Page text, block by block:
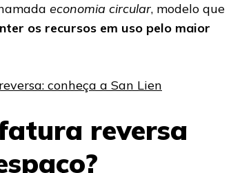
economia circular, modelo que
os recursos em uso pelo maior
conheça a San Lien
reversa